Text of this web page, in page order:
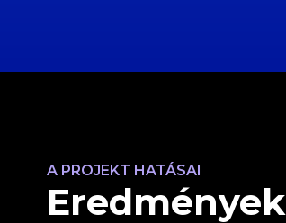
A PROJEKT HATÁSAI
Eredmények